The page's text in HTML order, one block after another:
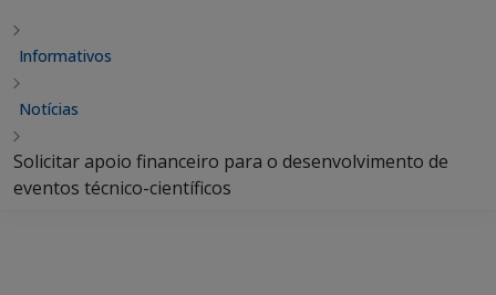
Informativos
Notícias
Solicitar apoio financeiro para o desenvolvimento de
eventos técnico-científicos